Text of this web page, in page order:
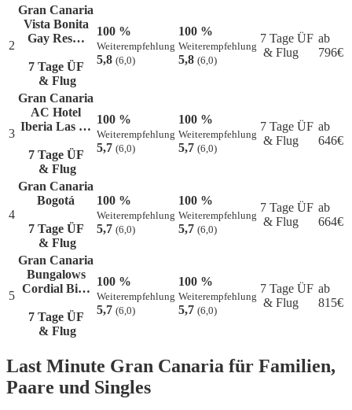
2
Gran Canaria
Vista Bonita
Gay Res…
7 Tage ÜF
& Flug
100 %
Weiterempfehlung
5,8 (6,0)
100 %
Weiterempfehlung
5,8 (6,0)
7 Tage ÜF
& Flug
ab
796€
3
Gran Canaria
AC Hotel
Iberia Las …
7 Tage ÜF
& Flug
100 %
Weiterempfehlung
5,7 (6,0)
100 %
Weiterempfehlung
5,7 (6,0)
7 Tage ÜF
& Flug
ab
646€
4
Gran Canaria
Bogotá
7 Tage ÜF
& Flug
100 %
Weiterempfehlung
5,7 (6,0)
100 %
Weiterempfehlung
5,7 (6,0)
7 Tage ÜF
& Flug
ab
664€
5
Gran Canaria
Bungalows
Cordial Bi…
7 Tage ÜF
& Flug
100 %
Weiterempfehlung
5,7 (6,0)
100 %
Weiterempfehlung
5,7 (6,0)
7 Tage ÜF
& Flug
ab
815€
Last Minute Gran Canaria für Familien,
Paare und Singles